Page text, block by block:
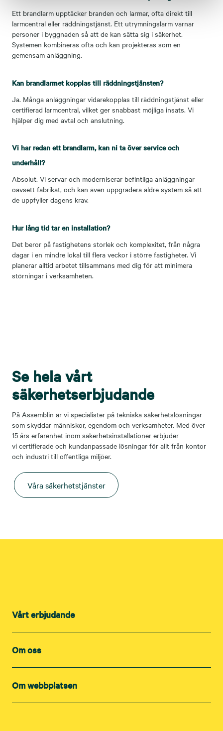
Ett brandlarm upptäcker branden och larmar, ofta direkt till
larmcentral eller räddningstjänst. Ett utrymningslarm varnar
personer i byggnaden så att de kan sätta sig i säkerhet.
Systemen kombineras ofta och kan projekteras som en
gemensam anläggning.
Kan brandlarmet kopplas till räddningstjänsten?
Ja. Många anläggningar vidarekopplas till räddningstjänst eller
certifierad larmcentral, vilket ger snabbast möjliga insats. Vi
hjälper dig med avtal och anslutning.
Vi har redan ett brandlarm, kan ni ta över service och
underhåll?
Absolut. Vi servar och moderniserar befintliga anläggningar
oavsett fabrikat, och kan även uppgradera äldre system så att
de uppfyller dagens krav.
Hur lång tid tar en installation?
Det beror på fastighetens storlek och komplexitet, från några
dagar i en mindre lokal till flera veckor i större fastigheter. Vi
planerar alltid arbetet tillsammans med dig för att minimera
störningar i verksamheten.
Se hela vårt
säkerhetserbjudande
På Assemblin är vi specialister på tekniska säkerhetslösningar
som skyddar människor, egendom och verksamheter. Med över
15 års erfarenhet inom säkerhetsinstallationer erbjuder
vi certifierade och kundanpassade lösningar för allt från kontor
och industri till offentliga miljöer.
Våra säkerhetstjänster
Vårt erbjudande
Om oss
Om webbplatsen